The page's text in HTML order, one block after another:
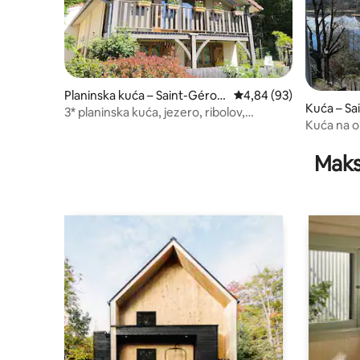
Planinska kuća – Saint-Géron
s
Prosječna ocjena:
4,84 (93)
3* planinska kuća, jezero, ribolov,
Kuća –
s
Kuća na